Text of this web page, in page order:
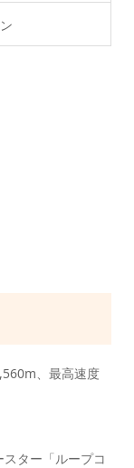
、最高速度
ター「ループコ